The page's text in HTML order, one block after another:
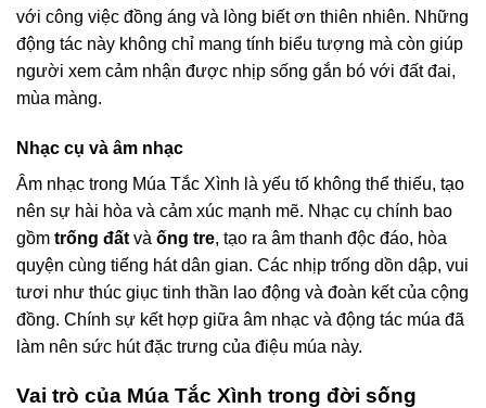
với công việc đồng áng và lòng biết ơn thiên nhiên. Những
động tác này không chỉ mang tính biểu tượng mà còn giúp
người xem cảm nhận được nhịp sống gắn bó với đất đai,
mùa màng.
Nhạc cụ và âm nhạc
Âm nhạc trong Múa Tắc Xình là yếu tố không thể thiếu, tạo
nên sự hài hòa và cảm xúc mạnh mẽ. Nhạc cụ chính bao
gồm trống đất và ống tre, tạo ra âm thanh độc đáo, hòa
quyện cùng tiếng hát dân gian. Các nhịp trống dồn dập, vui
tươi như thúc giục tinh thần lao động và đoàn kết của cộng
đồng. Chính sự kết hợp giữa âm nhạc và động tác múa đã
làm nên sức hút đặc trưng của điệu múa này.
Vai trò của Múa Tắc Xình trong đời sống